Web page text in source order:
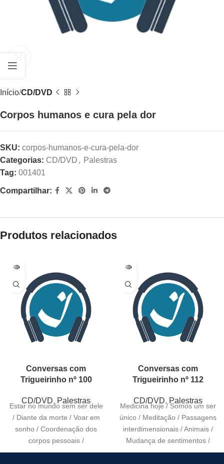
Início CD/DVD
Corpos humanos e cura pela dor
SKU: corpos-humanos-e-cura-pela-dor
Categorias: CD/DVD , Palestras
Tag: 001401
Compartilhar:
Produtos relacionados
Conversas com
Trigueirinho nº 100
CD/DVD, Palestras
Estar no mundo sem ser dele
/ Diante da morte / Voar em
sonho / Coordenação dos
corpos pessoais /
Conversas com
Trigueirinho nº 112
CD/DVD, Palestras
Medicina hoje / Somos um ser
único / Meditação / Passagens
interdimensionais / Animais /
Mudança de sentimentos /
Essência